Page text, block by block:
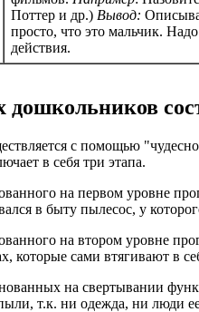
Поттер и др.) Вывод:
просто, что это мальчик.
действия.
с помощью
в себя три этапа.
на первом уровне
в быту пылесос, у
на втором уровне
которые сами втягивают в
на свертывании
т.к. ни одежда, ни люди